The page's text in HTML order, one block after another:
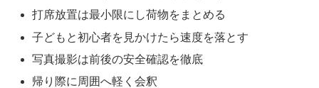
打席放置は最小限にし荷物をまとめる
子どもと初心者を見かけたら速度を落とす
写真撮影は前後の安全確認を徹底
帰り際に周囲へ軽く会釈